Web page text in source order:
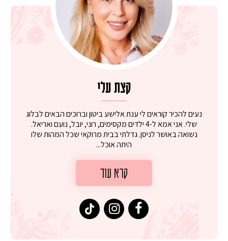
קצת עלי
נעים להכיר קוראים לי ענת אלישע ביטון וברוכים הבאים לבלוג
שלי. אני אמא ל-4 ילדים מקסימים, רוני, יובל, נועם ואריאל.
נשואה באושר לניסן. גדלתי בבית מרוקאי שכל המהות שלו
היתה אוכל...
קרא עוד